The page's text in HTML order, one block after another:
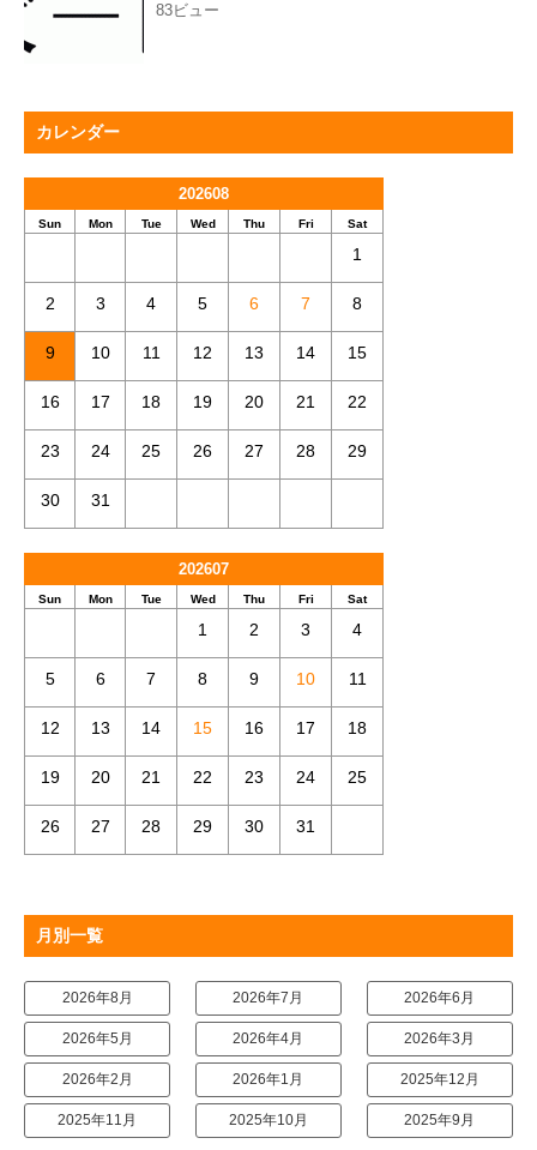
83ビュー
カレンダー
202608
Sun Mon Tue Wed Thu Fri Sat
1
2 3 4 5 6 7 8
9 10 11 12 13 14 15
16 17 18 19 20 21 22
23 24 25 26 27 28 29
30 31
202607
Sun Mon Tue Wed Thu Fri Sat
1 2 3 4
5 6 7 8 9 10 11
12 13 14 15 16 17 18
19 20 21 22 23 24 25
26 27 28 29 30 31
月別一覧
2026年8月 2026年7月 2026年6月
2026年5月 2026年4月 2026年3月
2026年2月 2026年1月 2025年12月
2025年11月 2025年10月 2025年9月